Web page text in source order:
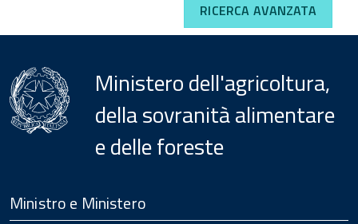
RICERCA AVANZATA
Ministero dell'agricoltura,
della sovranità alimentare
e delle foreste
Footer
Ministro e Ministero